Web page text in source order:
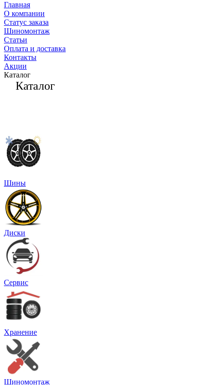
Главная
О компании
Статус заказа
Шиномонтаж
Статьи
Оплата и доставка
Контакты
Акции
Каталог
Каталог
Шины
Диски
Сервис
Хранение
Шиномонтаж